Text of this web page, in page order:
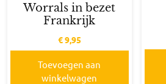
Worrals in bezet
Frankrijk
€9,95
Toevoegen aan
winkelwagen